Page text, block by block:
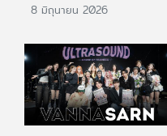
8 มิถุนายน 2026